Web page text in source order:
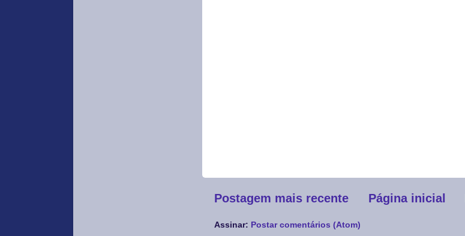
Postagem mais recente Página inicial
Assinar: Postar comentários (Atom)